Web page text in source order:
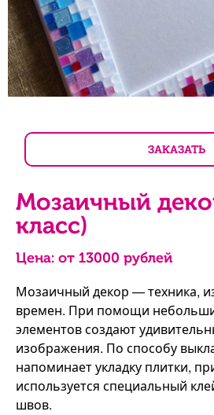
ЗАКАЗАТЬ
Мозаичный
класс)
Цена: от 13000 рублей
Мозаичный декор — техника,
времен. При помощи
элементов создают
изображения. По способу
напоминает укладку плитки,
используется специальный
швов.